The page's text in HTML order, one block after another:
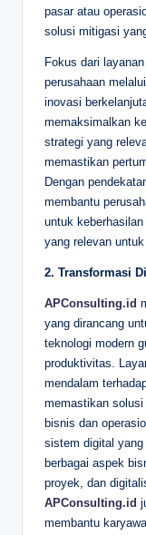
pasar atau
solusi mitigasi
Fokus dari
perusahaan
inovasi
memaksimalkan
strategi yang
memastikan
Dengan
membantu
untuk
yang relevan
2. Transformasi
APConsulting.id
yang dirancang
teknologi modern
produktivitas.
mendalam
memastikan
bisnis dan
sistem digital
berbagai aspek
proyek, dan
APConsulting.id
membantu